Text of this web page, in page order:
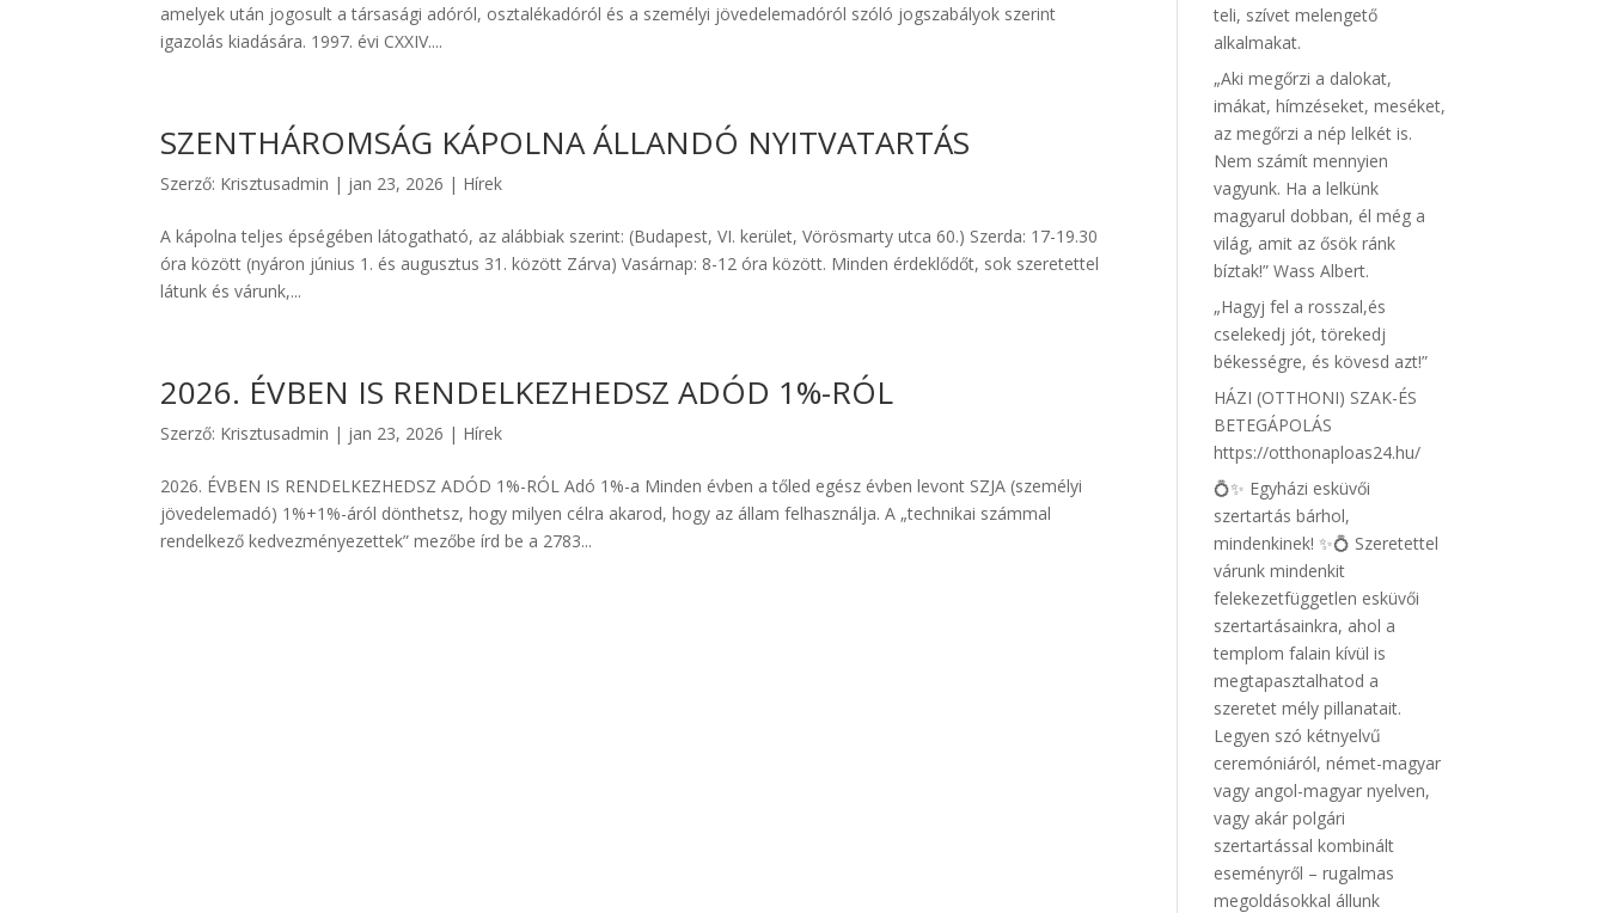
amelyek után jogosult a társasági adóról, osztalékadóról és a személyi jövedelemadóról szóló jogszabályok szerint
igazolás kiadására. 1997. évi CXXIV....
SZENTHÁROMSÁG KÁPOLNA ÁLLANDÓ NYITVATARTÁS
Szerző: Krisztusadmin | jan 23, 2026 | Hírek
A kápolna teljes épségében látogatható, az alábbiak szerint: (Budapest, VI. kerület, Vörösmarty utca 60.) Szerda: 17-19.30
óra között (nyáron június 1. és augusztus 31. között Zárva) Vasárnap: 8-12 óra között. Minden érdeklődőt, sok szeretettel
látunk és várunk,...
2026. ÉVBEN IS RENDELKEZHEDSZ ADÓD 1%-RÓL
Szerző: Krisztusadmin | jan 23, 2026 | Hírek
2026. ÉVBEN IS RENDELKEZHEDSZ ADÓD 1%-RÓL Adó 1%-a Minden évben a tőled egész évben levont SZJA (személyi
jövedelemadó) 1%+1%-áról dönthetsz, hogy milyen célra akarod, hogy az állam felhasználja. A „technikai számmal
rendelkező kedvezményezettek” mezőbe írd be a 2783...
teli, szívet melengető
alkalmakat.
„Aki megőrzi a dalokat,
imákat, hímzéseket, meséket,
az megőrzi a nép lelkét is.
Nem számít mennyien
vagyunk. Ha a lelkünk
magyarul dobban, él még a
világ, amit az ősök ránk
bíztak!” Wass Albert.
„Hagyj fel a rosszal,és
cselekedj jót, törekedj
békességre, és kövesd azt!”
HÁZI (OTTHONI) SZAK-ÉS
BETEGÁPOLÁS
https://otthonaploas24.hu/
💍✨ Egyházi esküvői
szertartás bárhol,
mindenkinek! ✨💍 Szeretettel
várunk mindenkit
felekezetfüggetlen esküvői
szertartásainkra, ahol a
templom falain kívül is
megtapasztalhatod a
szeretet mély pillanatait.
Legyen szó kétnyelvű
ceremóniáról, német-magyar
vagy angol-magyar nyelven,
vagy akár polgári
szertartással kombinált
eseményről – rugalmas
megoldásokkal állunk